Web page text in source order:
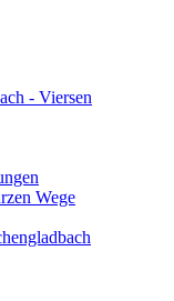
- Viersen
Wege